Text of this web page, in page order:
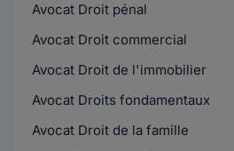
Avocat Droit pénal
Avocat Droit commercial
Avocat Droit de l'immobilier
Avocat Droits fondamentaux
Avocat Droit de la famille